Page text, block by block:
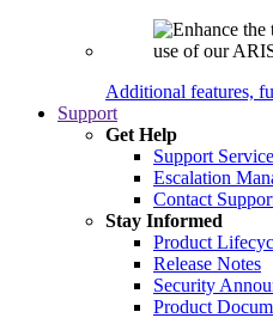
Additional features,
Support
Get Help
Support
Escalation
Contact
Stay Informed
Product
Release Notes
Security
Product